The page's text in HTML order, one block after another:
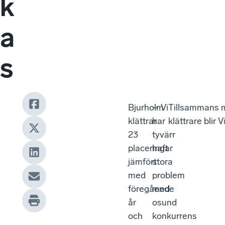
k
a
s
Bjurholm
klättrar
23
placeringar
jämfört
med
föregående
år
och
– Vi
har
tyvärr
haft
stora
problem
med
osund
konkurrens
Tillsammans
klättrare blir